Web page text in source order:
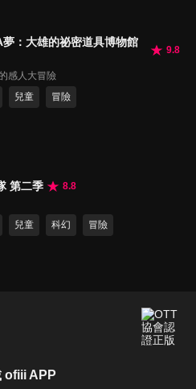
夢：大雄的祕密道具博物館
9.8
感人大冒險
兒童 冒險
第二季
8.8
兒童 科幻 冒險
ofiii APP